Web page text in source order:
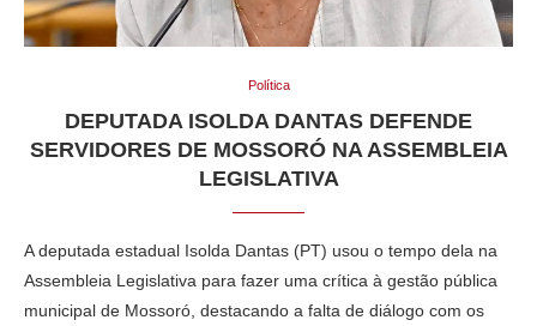
Política
DEPUTADA ISOLDA DANTAS DEFENDE
SERVIDORES DE MOSSORÓ NA ASSEMBLEIA
LEGISLATIVA
A deputada estadual Isolda Dantas (PT) usou o tempo dela na
Assembleia Legislativa para fazer uma crítica à gestão pública
municipal de Mossoró, destacando a falta de diálogo com os